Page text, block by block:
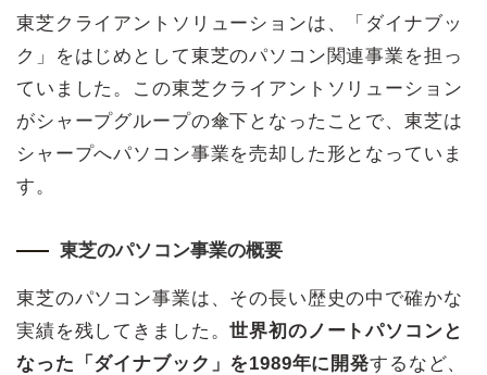
東芝クライアントソリューションは、「ダイナブッ
ク」をはじめとして東芝のパソコン関連事業を担っ
ていました。この東芝クライアントソリューション
がシャープグループの傘下となったことで、東芝は
シャープへパソコン事業を売却した形となっていま
す。
東芝のパソコン事業の概要
東芝のパソコン事業は、その長い歴史の中で確かな
実績を残してきました。世界初のノートパソコンと
なった「ダイナブック」を1989年に開発するなど、